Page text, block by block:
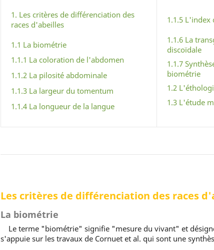
1. Les critères de différenciation des
races d'abeilles
1.1 La biométrie
1.1.1 La coloration de l'abdomen
1.1.2 La pilosité abdominale
1.1.3 La largeur du tomentum
1.1.4 La longueur de la langue
1.1.5 L'index
1.1.6 La
discoïdale
1.1.7
biométrie
1.2
1.3 L'étude
Les critères de différenciation des races
La biométrie
Le terme "biométrie" signifie "mesure du vivant" et
s'appuie sur les travaux de Cornuet et al. qui sont une